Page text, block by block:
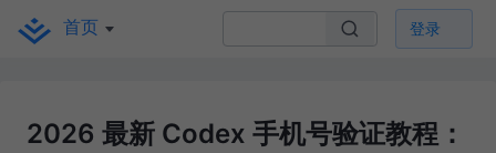
首页 登录
2026 最新 Codex 手机号验证教程：